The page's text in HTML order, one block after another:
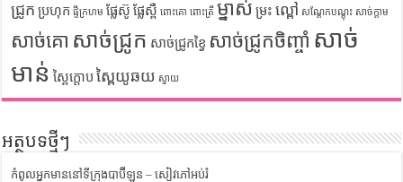
ជ្រូក ប្រហុក ផ្ទីក្រហម ផ្លែស៊ូ ផ្លែស្ពឺ ពោះគោ ពោះត្រី ម្នាស់ ម្រះ ល្ពៅ សណ្តែកបណ្តុះ សាច់ក្តាម
សាច់គោ សាច់ជ្រូក សាច់ជ្រូកខ្វៃ សាច់ជ្រូកចិញ្ចាំ សាច់
មាន់ ស្ពៃក្តោប ស្ពៃយូឆយ ស្វាយ
អត្ថបទថ្មីៗ
កំពូលអ្នកមាននៅទីក្រុងបាប៊ីឡូន – សៀវភៅអប់រំ